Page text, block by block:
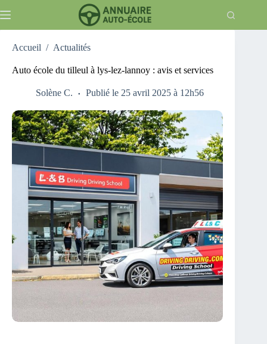
au
Accueil / Actualités
Auto école du tilleul à lys-lez-lannoy : avis et services
Solène C. Publié le 25 avril 2025 à 12h56